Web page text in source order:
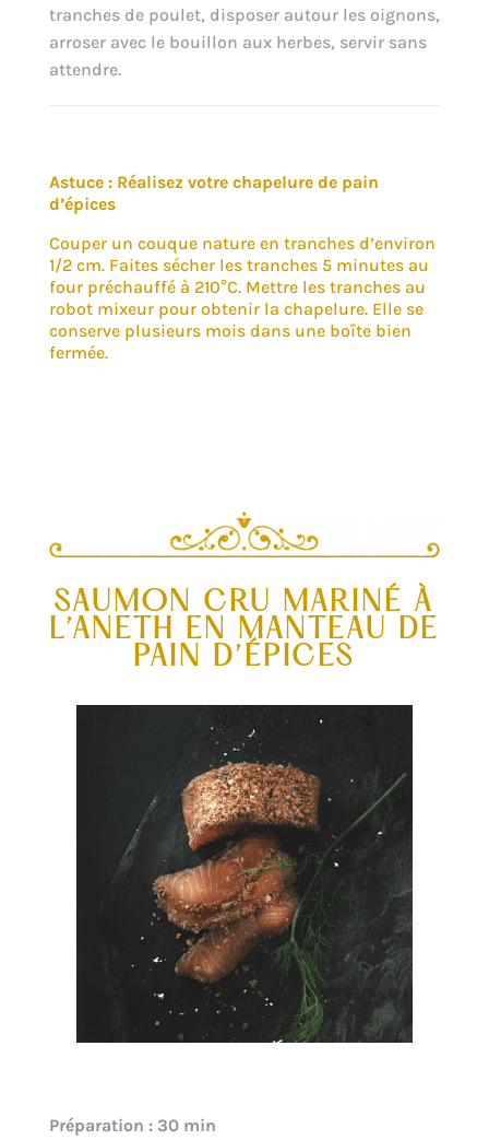
tranches de poulet, disposer autour les oignons,
arroser avec le bouillon aux herbes, servir sans
attendre.
Astuce : Réalisez votre chapelure de pain
d’épices
Couper un couque nature en tranches d’environ
1/2 cm. Faites sécher les tranches 5 minutes au
four préchauffé à 210°C. Mettre les tranches au
robot mixeur pour obtenir la chapelure. Elle se
conserve plusieurs mois dans une boîte bien
fermée.
SAUMON CRU MARINÉ À
L’ANETH EN MANTEAU DE
PAIN D’ÉPICES
Préparation : 30 min